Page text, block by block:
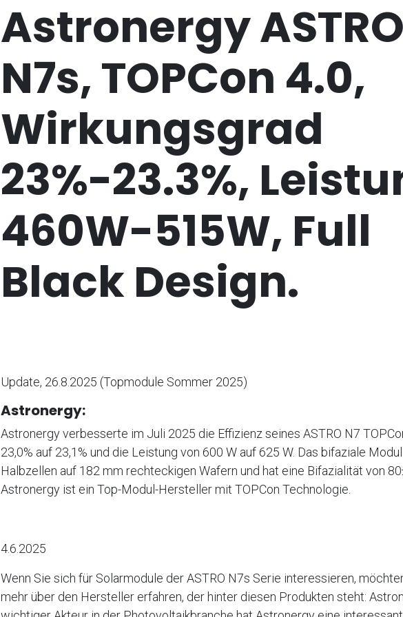
Astronergy
N7s, TOPCon 4.0,
Wirkungsgrad
23%-23.3%,
460W-515W, Full
Black Design.
Update, 26.8.2025 (Topmodule Sommer 2025)
Astronergy:
Astronergy verbesserte im Juli 2025 die Effizienz seines ASTRO N7
23,0% auf 23,1% und die Leistung von 600 W auf 625 W. Das bifaziale
Halbzellen auf 182 mm rechteckigen Wafern und hat eine Bifazialität von
Astronergy ist ein Top-Modul-Hersteller mit TOPCon Technologie.
4.6.2025
Wenn Sie sich für Solarmodule der ASTRO N7s Serie interessieren,
mehr über den Hersteller erfahren, der hinter diesen Produkten steht: